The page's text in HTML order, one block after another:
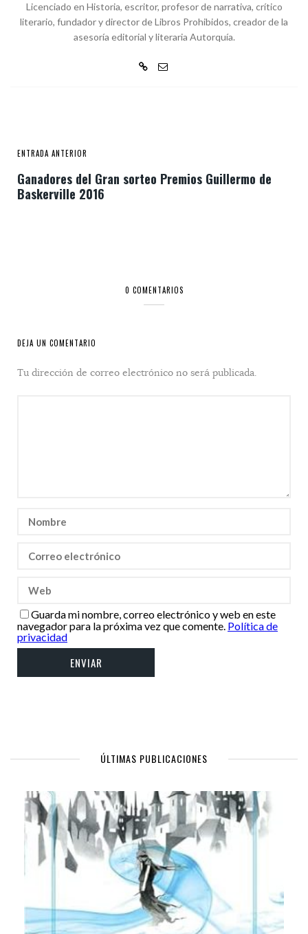
Licenciado en Historia, escritor, profesor de narrativa, crítico
literario, fundador y director de Libros Prohibidos, creador de la
asesoría editorial y literaria Autorquía.
ENTRADA ANTERIOR
Ganadores del Gran sorteo Premios Guillermo de
Baskerville 2016
0 COMENTARIOS
DEJA UN COMENTARIO
Tu dirección de correo electrónico no será publicada.
Guarda mi nombre, correo electrónico y web en este
navegador para la próxima vez que comente. Política de
privacidad
ÚLTIMAS PUBLICACIONES